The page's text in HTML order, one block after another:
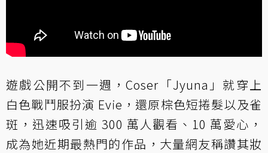
遊戲公開不到一週，Coser「Jyuna」就穿上
白色戰鬥服扮演 Evie，還原棕色短捲髮以及雀
斑，迅速吸引逾 300 萬人觀看、10 萬愛心，
成為她近期最熱門的作品，大量網友稱讚其妝